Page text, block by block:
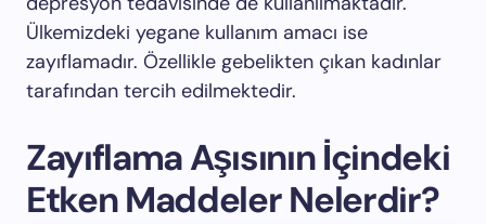
Ülkemizdeki yegane kullanım amacı ise
zayıflamadır. Özellikle gebelikten çıkan kadınlar
tarafından tercih edilmektedir.
Zayıflama Aşısının İçindeki
Etken Maddeler Nelerdir?